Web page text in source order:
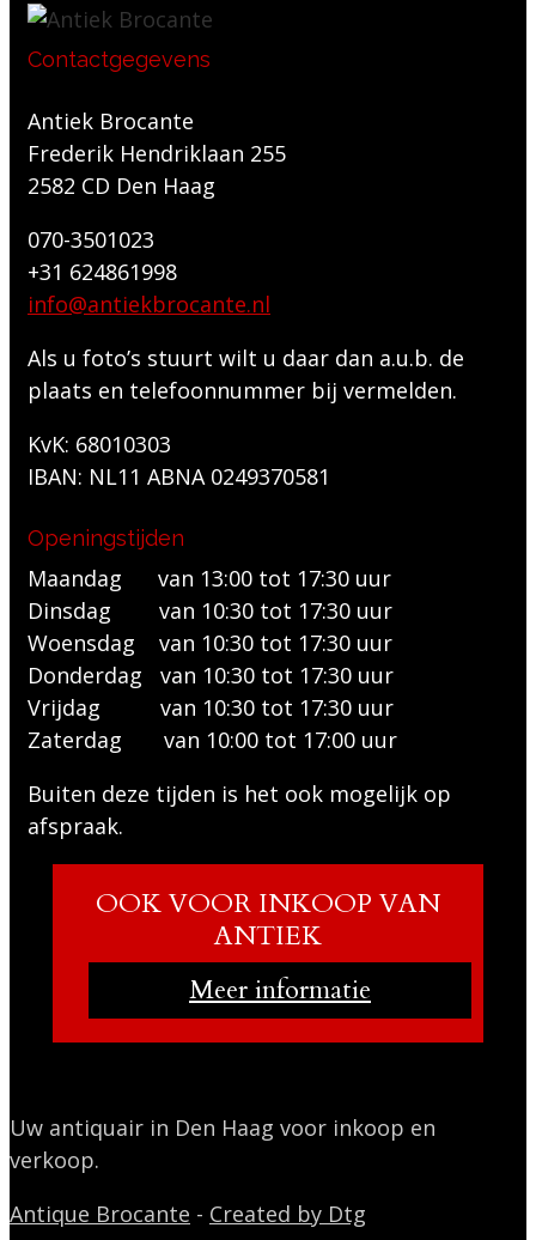
Contactgegevens
Antiek Brocante
Frederik Hendriklaan 255
2582 CD Den Haag
070-3501023
+31 624861998
info@antiekbrocante.nl
Als u foto’s stuurt wilt u daar dan a.u.b. de
plaats en telefoonnummer bij vermelden.
KvK: 68010303
IBAN: NL11 ABNA 0249370581
Openingstijden
Maandag van 13:00 tot 17:30 uur
Dinsdag van 10:30 tot 17:30 uur
Woensdag van 10:30 tot 17:30 uur
Donderdag van 10:30 tot 17:30 uur
Vrijdag van 10:30 tot 17:30 uur
Zaterdag van 10:00 tot 17:00 uur
Buiten deze tijden is het ook mogelijk op
afspraak.
OOK VOOR INKOOP VAN
ANTIEK
Meer informatie
Uw antiquair in Den Haag voor inkoop en
verkoop.
Antique Brocante - Created by Dtg